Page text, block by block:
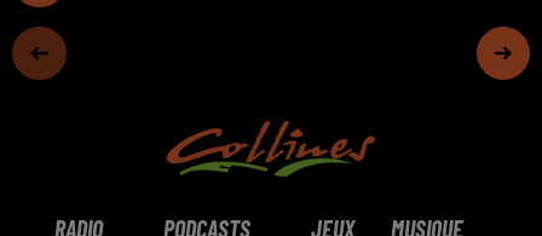
RADIO PODCASTS JEUX MUSIQUE